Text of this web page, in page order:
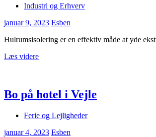
Industri og Erhverv
januar 9, 2023 Esben
Hulrumsisolering er en effektiv måde at yde
Læs videre
Bo på hotel i Vejle
Ferie og Lejligheder
januar 4, 2023 Esben